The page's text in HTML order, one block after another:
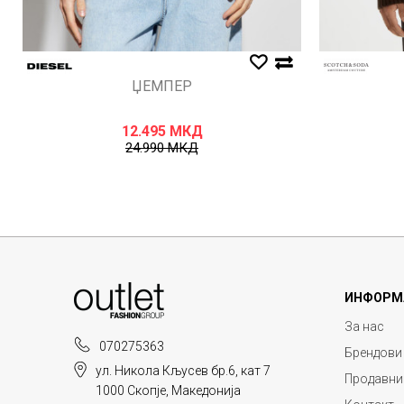
ЏЕМПЕР
12.495 МКД
24.990МКД
070275363
ул. Никола Кљусев бр.6, кат 7
1000 Скопје, Македонија
За нас
Брендови